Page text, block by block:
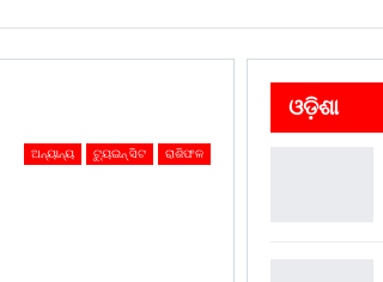
ଅନ୍ୟାନ୍ୟ ଟ୍ୟୁଇନ୍ ସିଟ ରାଶିଫଳ
ଓଡ଼ିଶା